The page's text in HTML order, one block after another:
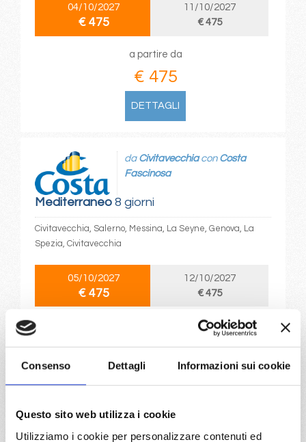
Consenso Dettagli Informazioni sui cookie
Questo sito web utilizza i cookie
Utilizziamo i cookie per personalizzare contenuti ed
04/10/2027
€ 475
11/10/2027
€ 475
a partire da
€ 475
DETTAGLI
Mediterraneo8 giorni
da Civitavecchiacon Costa
Fascinosa
Civitavecchia, Salerno, Messina, La Seyne, Genova, La
Spezia, Civitavecchia
05/10/2027
€ 475
12/10/2027
€ 475
€ 475